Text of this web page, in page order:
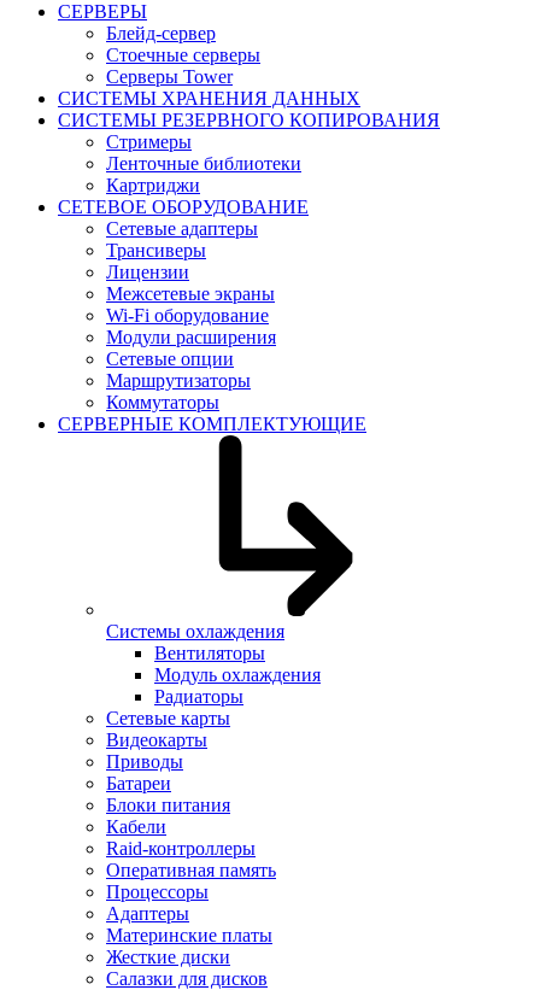
СЕРВЕРЫ
Блейд-сервер
Стоечные серверы
Серверы Tower
СИСТЕМЫ ХРАНЕНИЯ ДАННЫХ
СИСТЕМЫ РЕЗЕРВНОГО КОПИРОВАНИЯ
Стримеры
Ленточные библиотеки
Картриджи
СЕТЕВОЕ ОБОРУДОВАНИЕ
Сетевые адаптеры
Трансиверы
Лицензии
Межсетевые экраны
Wi-Fi оборудование
Модули расширения
Сетевые опции
Маршрутизаторы
Коммутаторы
СЕРВЕРНЫЕ КОМПЛЕКТУЮЩИЕ
Системы охлаждения
Вентиляторы
Модуль охлаждения
Радиаторы
Сетевые карты
Видеокарты
Приводы
Батареи
Блоки питания
Кабели
Raid-контроллеры
Оперативная память
Процессоры
Адаптеры
Материнские платы
Жесткие диски
Салазки для дисков